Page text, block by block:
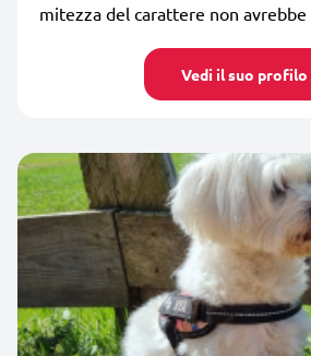
mitezza del carattere non avrebbe
Vedi il suo profilo